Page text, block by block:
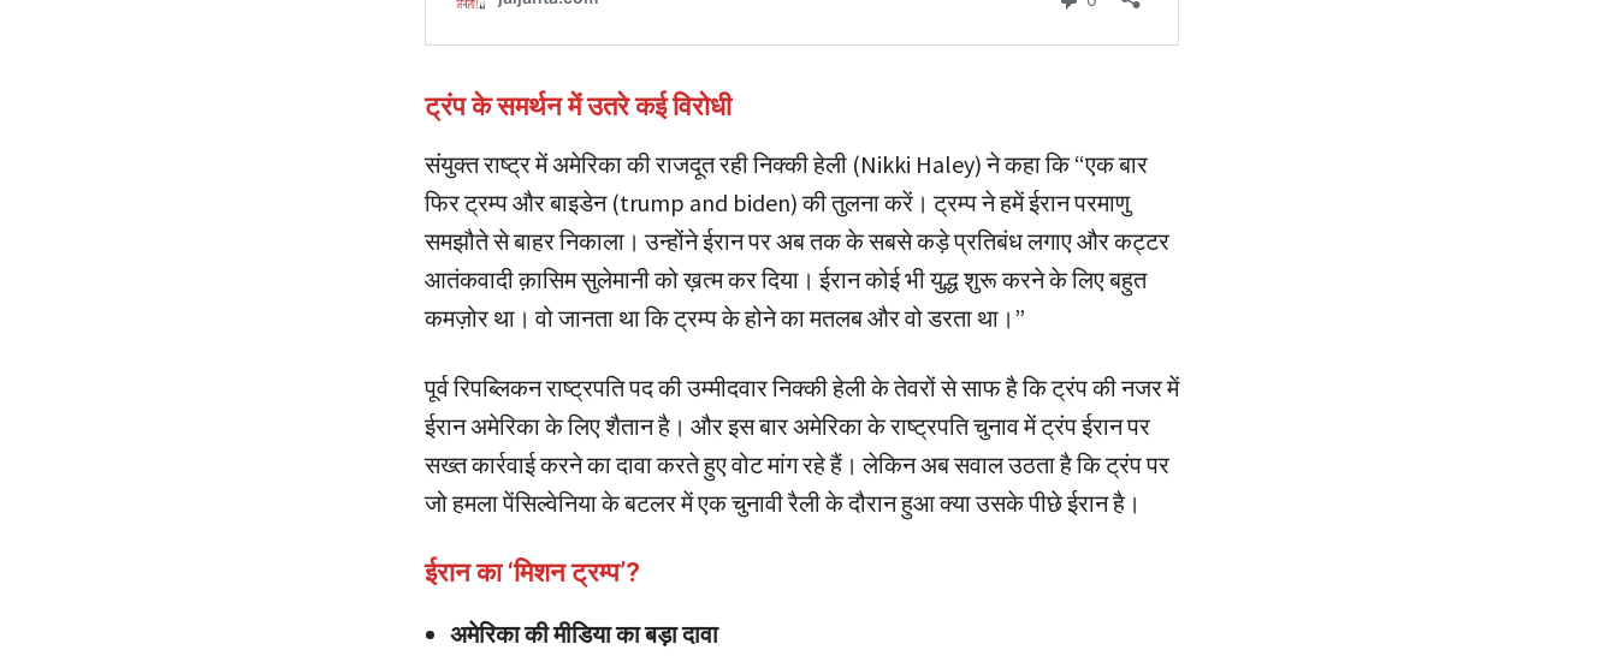
ट्रंप के समर्थन में उतरे कई विरोधी
संयुक्त राष्ट्र में अमेरिका की राजदूत रही निक्की हेली (Nikki Haley) ने कहा कि “एक बार
फिर ट्रम्प और बाइडेन (trump and biden) की तुलना करें। ट्रम्प ने हमें ईरान परमाणु
समझौते से बाहर निकाला। उन्होंने ईरान पर अब तक के सबसे कड़े प्रतिबंध लगाए और कट्टर
आतंकवादी क़ासिम सुलेमानी को ख़त्म कर दिया। ईरान कोई भी युद्ध शुरू करने के लिए बहुत
कमज़ोर था। वो जानता था कि ट्रम्प के होने का मतलब और वो डरता था।”
पूर्व रिपब्लिकन राष्ट्रपति पद की उम्मीदवार निक्की हेली के तेवरों से साफ है कि ट्रंप की नजर में
ईरान अमेरिका के लिए शैतान है। और इस बार अमेरिका के राष्ट्रपति चुनाव में ट्रंप ईरान पर
सख्त कार्रवाई करने का दावा करते हुए वोट मांग रहे हैं। लेकिन अब सवाल उठता है कि ट्रंप पर
जो हमला पेंसिल्वेनिया के बटलर में एक चुनावी रैली के दौरान हुआ क्या उसके पीछे ईरान है।
ईरान का ‘मिशन ट्रम्प’?
अमेरिका की मीडिया का बड़ा दावा